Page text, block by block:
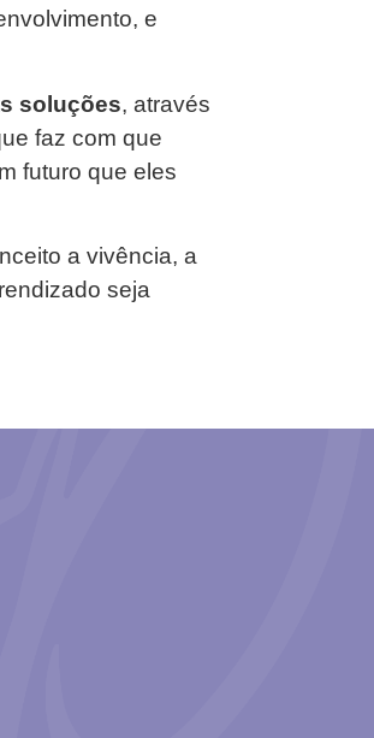
e
soluções, através
faz com que
futuro que eles
a vivência, a
seja